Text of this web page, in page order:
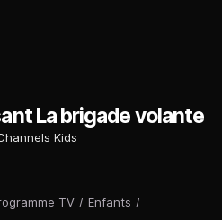
TV / Enfants /
La brigade volante
Kids